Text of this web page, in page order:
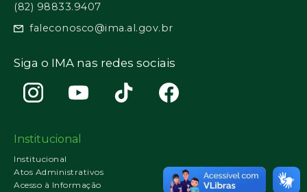
(82) 98833.9407
faleconosco@ima.al.gov.br
Siga o IMA nas redes sociais
Institucional
Institucional
Atos Administrativos
Acesso à Informação